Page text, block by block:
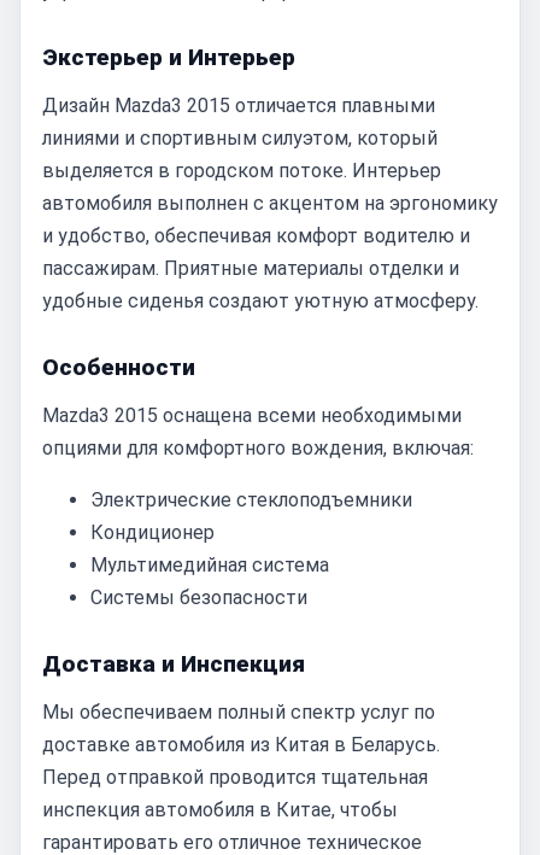
Экстерьер и Интерьер
Дизайн Mazda3 2015 отличается плавными
линиями и спортивным силуэтом, который
выделяется в городском потоке. Интерьер
автомобиля выполнен с акцентом на эргономику
и удобство, обеспечивая комфорт водителю и
пассажирам. Приятные материалы отделки и
удобные сиденья создают уютную атмосферу.
Особенности
Mazda3 2015 оснащена всеми необходимыми
опциями для комфортного вождения, включая:
Электрические стеклоподъемники
Кондиционер
Мультимедийная система
Системы безопасности
Доставка и Инспекция
Мы обеспечиваем полный спектр услуг по
доставке автомобиля из Китая в Беларусь.
Перед отправкой проводится тщательная
инспекция автомобиля в Китае, чтобы
гарантировать его отличное техническое